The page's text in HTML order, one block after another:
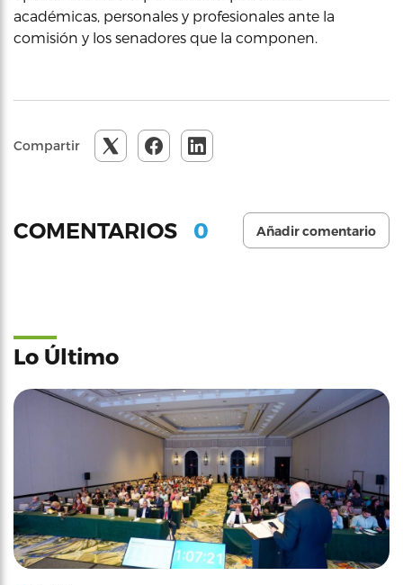
académicas, personales y profesionales ante la
comisión y los senadores que la componen.
Compartir
COMENTARIOS 0 Añadir comentario
Lo Último